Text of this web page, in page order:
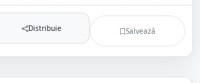
Distribuie Salvează